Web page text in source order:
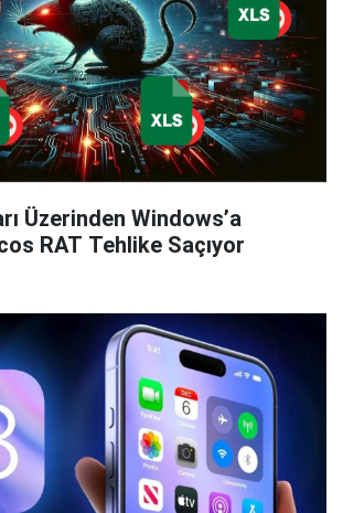
Üzerinden Windows’a
RAT Tehlike Saçıyor